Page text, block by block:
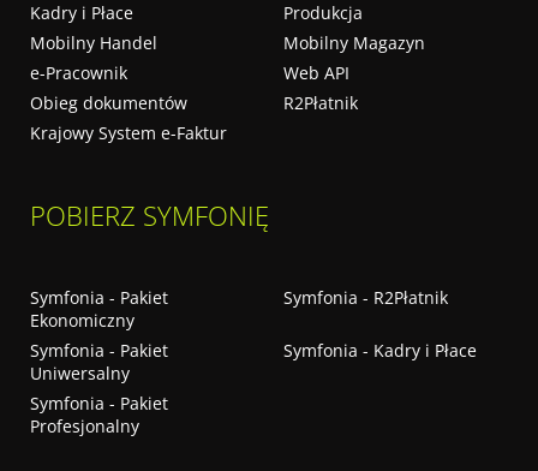
Kadry i Płace
Produkcja
Mobilny Handel
Mobilny Magazyn
e-Pracownik
Web API
Obieg dokumentów
R2Płatnik
Krajowy System e-Faktur
POBIERZ SYMFONIĘ
Symfonia - Pakiet
Ekonomiczny
Symfonia - Pakiet
Uniwersalny
Symfonia - Pakiet
Profesjonalny
Symfonia - R2Płatnik
Symfonia - Kadry i Płace